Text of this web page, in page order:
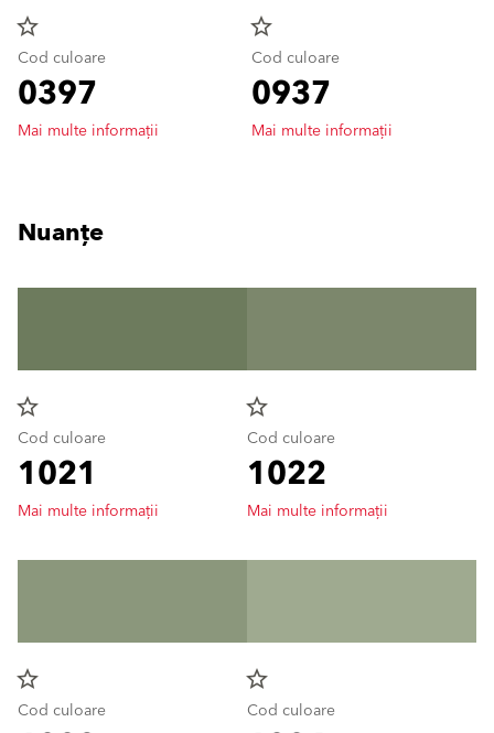
star_border
Cod culoare
0397
Mai multe informații
star_border
Cod culoare
0937
Mai multe informații
Nuanțe
star_border
Cod culoare
1021
Mai multe informații
star_border
Cod culoare
1022
Mai multe informații
star_border
Cod culoare
star_border
Cod culoare